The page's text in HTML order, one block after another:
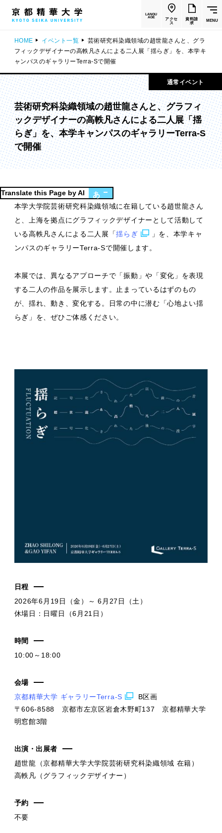
LANGU
AGE
アクセ
ス
資料請
求
MENU
HOME イベント一覧
芸術研究科染織領域の趙世龍さんと、グラ
フィックデザイナーの高軼凡さんによる二人展「揺らぎ」を、本学キ
ャンパスのギャラリーTerra-Sで開催
通常イベント
芸術研究科染織領域の趙世龍さんと、グラフィ
ックデザイナーの高軼凡さんによる二人展「揺
らぎ」を、本学キャンパスのギャラリーTerra-S
で開催
Translate this Page by AI あ
本学大学院芸術研究科染織領域に在籍している趙世龍さん
と、上海を拠点にグラフィックデザイナーとして活動して
いる高軼凡さんによる二人展「揺らぎ
」を、本学キャ
ンパスのギャラリーTerra-Sで開催します。
本展では、異なるアプローチで「振動」や「変化」を表現
する二人の作品を展示します。止まっているはずのもの
が、揺れ、動き、変化する。日常の中に潜む「心地よい揺
らぎ」を、ぜひご体感ください。
日程
2026年6月19日（金）～ 6月27日（土）
休場日：日曜日（6月21日）
時間
10:00～18:00
会場
京都精華大学 ギャラリーTerra-S
B区画
〒606-8588 京都市左京区岩倉木野町137 京都精華大学
明窓館3階
出演・出展者
趙世龍（京都精華大学大学院芸術研究科染織領域 在籍）
高軼凡（グラフィックデザイナー）
予約
不要